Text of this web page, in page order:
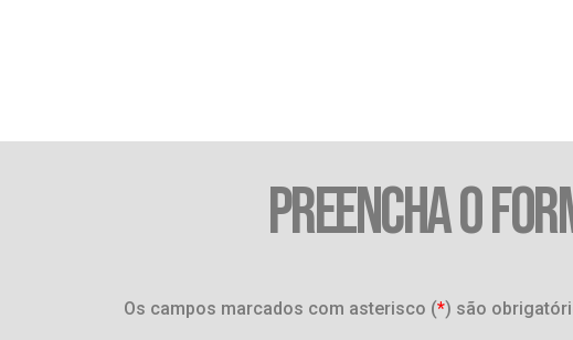
PREENCHA O
Os campos marcados com asterisco (*) são